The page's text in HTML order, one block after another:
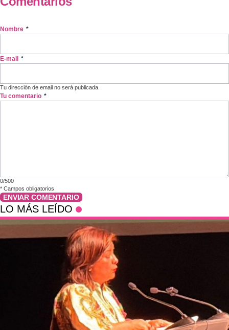
Nombre *
E-mail *
Tu dirección de email no será publicada.
Tu comentario *
0/500
* Campos obligatorios
ENVIAR COMENTARIO
LO MÁS LEÍDO